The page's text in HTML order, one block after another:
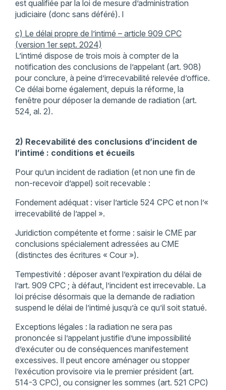
est qualifiée par la loi de mesure d’administration
judiciaire (donc sans déféré). l
c) Le délai propre de l’intimé – article 909 CPC
(version 1er sept. 2024)
L’intimé dispose de trois mois à compter de la
notification des conclusions de l’appelant (art. 908)
pour conclure, à peine d’irrecevabilité relevée d’office.
Ce délai borne également, depuis la réforme, la
fenêtre pour déposer la demande de radiation (art.
524, al. 2).
2) Recevabilité des conclusions d’incident de
l’intimé : conditions et écueils
Pour qu’un incident de radiation (et non une fin de
non-recevoir d’appel) soit recevable :
Fondement adéquat : viser l’article 524 CPC et non l’«
irrecevabilité de l’appel ».
Juridiction compétente et forme : saisir le CME par
conclusions spécialement adressées au CME
(distinctes des écritures « Cour »).
Tempestivité : déposer avant l’expiration du délai de
l’art. 909 CPC ; à défaut, l’incident est irrecevable. La
loi précise désormais que la demande de radiation
suspend le délai de l’intimé jusqu’à ce qu’il soit statué.
Exceptions légales : la radiation ne sera pas
prononcée si l’appelant justifie d’une impossibilité
d’exécuter ou de conséquences manifestement
excessives. Il peut encore aménager ou stopper
l’exécution provisoire via le premier président (art.
514-3 CPC), ou consigner les sommes (art. 521 CPC)